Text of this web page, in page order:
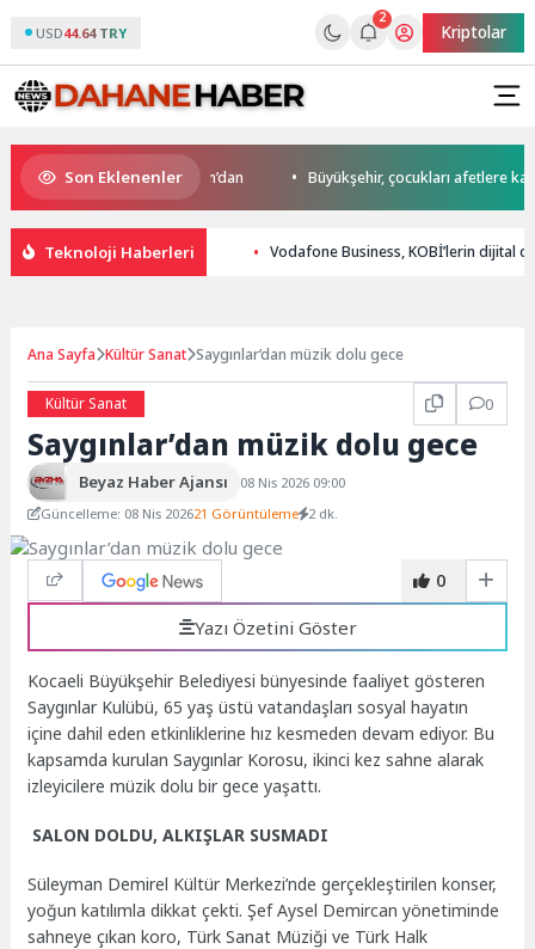
USD44.64 TRY
2
Kriptolar
Son Eklenenler
start Başkan Büyükakın’dan Büyükşehir, çocukları afetlere karşı
Teknoloji Haberleri Vodafone Business, KOBİ’lerin dijital
Ana Sayfa Kültür Sanat Saygınlar’dan müzik dolu gece
Kültür Sanat 0
Saygınlar’dan müzik dolu gece
Beyaz Haber Ajansı
08 Nis 2026 09:00
Güncelleme: 08 Nis 202621 Görüntüleme 2 dk.
0
Yazı Özetini Göster
Kocaeli Büyükşehir Belediyesi bünyesinde faaliyet gösteren
Saygınlar Kulübü, 65 yaş üstü vatandaşları sosyal hayatın
içine dahil eden etkinliklerine hız kesmeden devam ediyor. Bu
kapsamda kurulan Saygınlar Korosu, ikinci kez sahne alarak
izleyicilere müzik dolu bir gece yaşattı.
SALON DOLDU, ALKIŞLAR SUSMADI
Süleyman Demirel Kültür Merkezi’nde gerçekleştirilen konser,
yoğun katılımla dikkat çekti. Şef Aysel Demircan yönetiminde
sahneye çıkan koro, Türk Sanat Müziği ve Türk Halk